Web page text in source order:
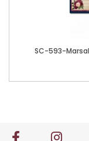
SC-593-